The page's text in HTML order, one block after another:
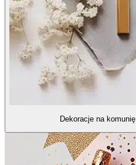
Dekoracje na komunię